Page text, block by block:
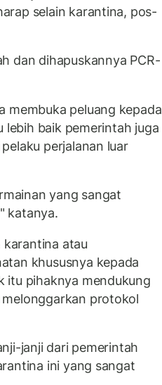
selain karantina, pos-
dan dihapuskannya PCR-
membuka peluang kepada
baik pemerintah juga
perjalanan luar
yang sangat
katanya.
karantina atau
khususnya kepada
itu pihaknya mendukung
protokol
janji dari pemerintah
ini yang sangat